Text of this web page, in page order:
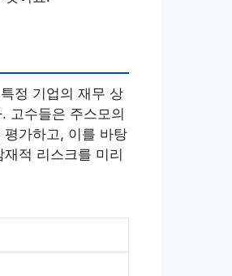
정 기업의 재무 상
고수들은 주스모의
가하고, 이를 바탕
적 리스크를 미리